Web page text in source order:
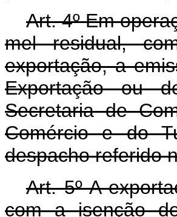
Art. 4º Em
mel residual,
exportação, a
Exportação ou
Secretaria de
Comércio e do
despacho referido
Art. 5º A
com a isenção